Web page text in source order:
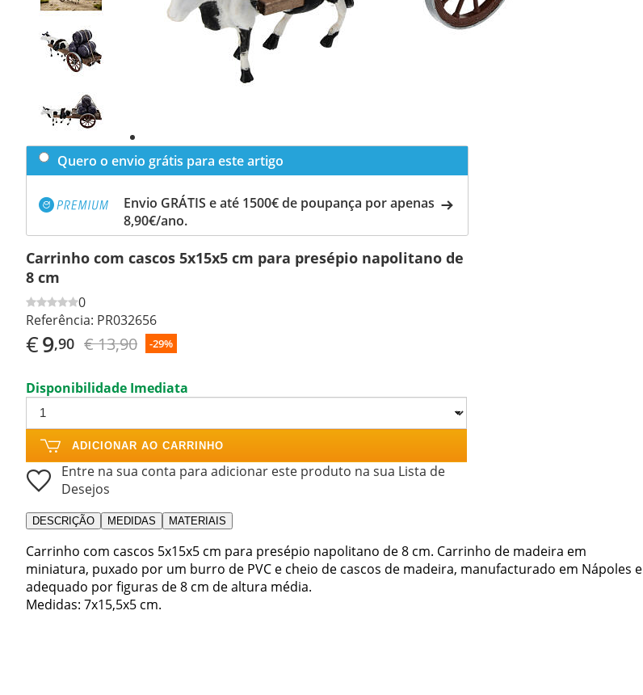
Previous
Next
slide
Quero o envio grátis para este artigo
Envio GRÁTIS e até 1500€ de poupança por apenas
8,90€/ano.
Carrinho com cascos 5x15x5 cm para presépio napolitano de
8 cm
0
Referência: PR032656
€9,90 € 13,90 -29%
Disponibilidade Imediata
ADICIONAR AO CARRINHO
Entre na sua conta para adicionar este produto na sua Lista de
Desejos
DESCRIÇÃO MEDIDAS MATERIAIS
Carrinho com cascos 5x15x5 cm para presépio napolitano de 8 cm. Carrinho de madeira em
miniatura, puxado por um burro de PVC e cheio de cascos de madeira, manufacturado em Nápoles e
adequado por figuras de 8 cm de altura média.
Medidas: 7x15,5x5 cm.